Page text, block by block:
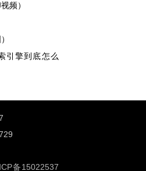
频）
引擎到底怎么
备15022537